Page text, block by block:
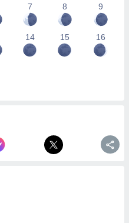
7 8 9
14 15 16